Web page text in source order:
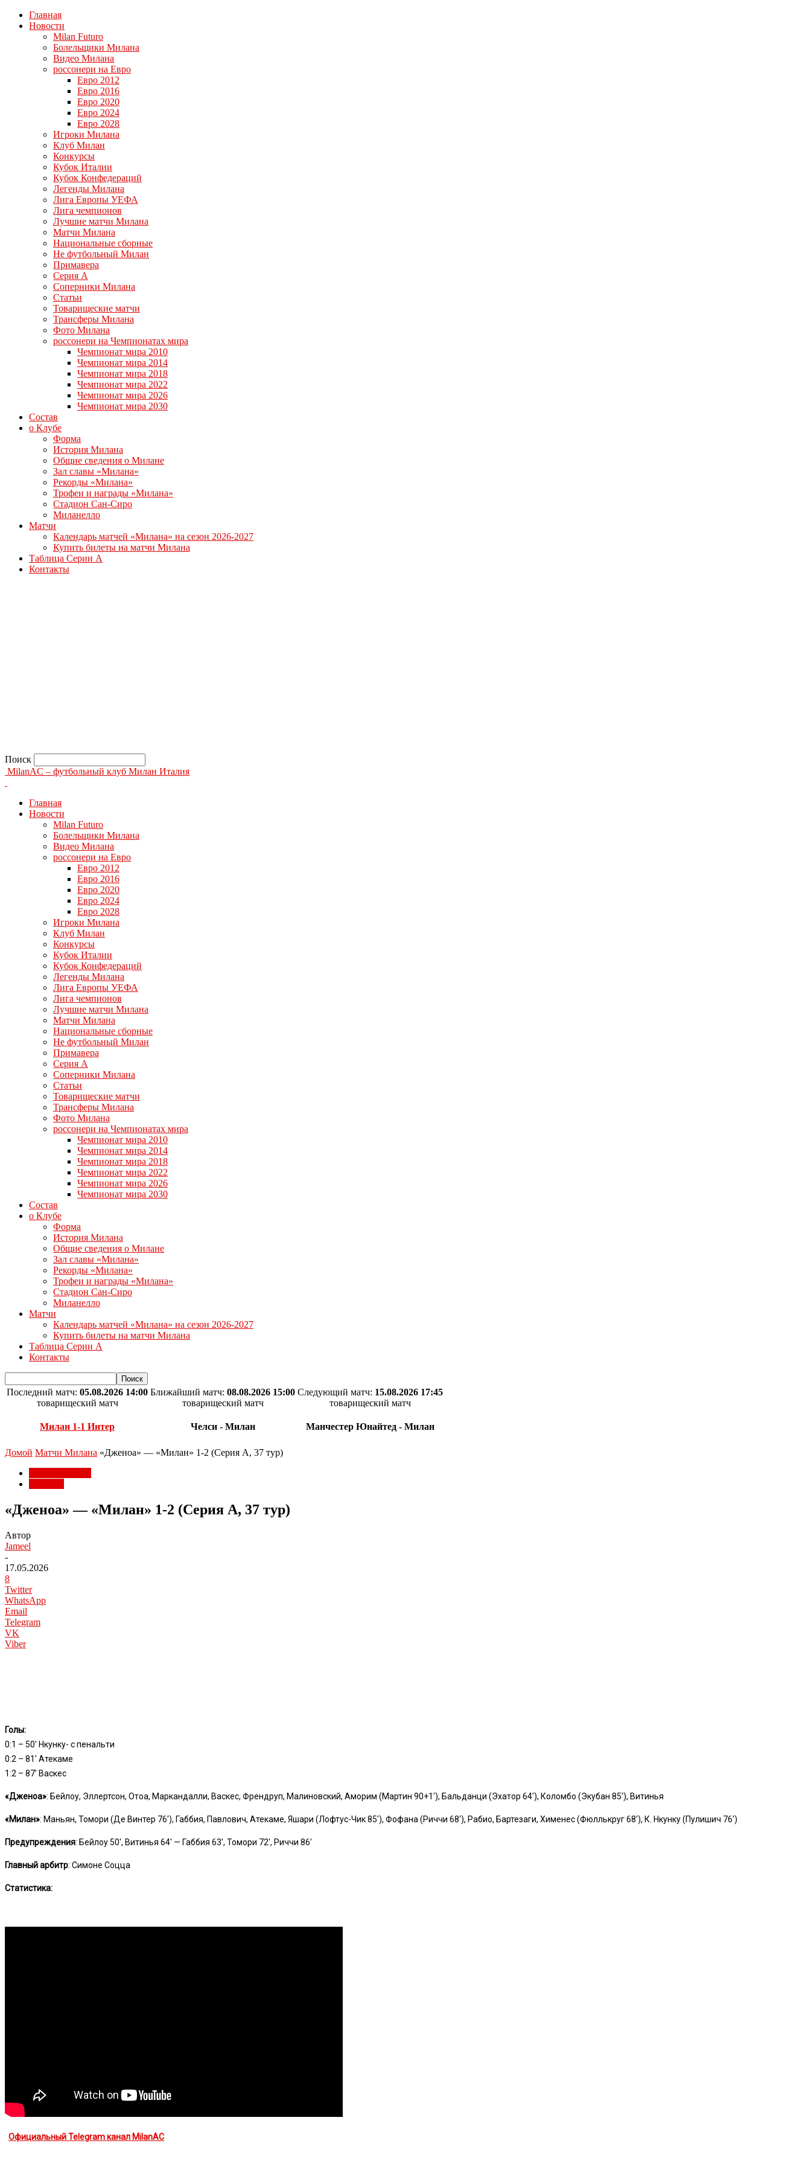
Главная
Новости
Milan Futuro
Болельщики Милана
Видео Милана
россонери на Евро
Евро 2012
Евро 2016
Евро 2020
Евро 2024
Евро 2028
Игроки Милана
Клуб Милан
Конкурсы
Кубок Италии
Кубок Конфедераций
Легенды Милана
Лига Европы УЕФА
Лига чемпионов
Лучшие матчи Милана
Матчи Милана
Национальные сборные
Не футбольный Милан
Примавера
Серия А
Соперники Милана
Статьи
Товарищеские матчи
Трансферы Милана
Фото Милана
россонери на Чемпионатах мира
Чемпионат мира 2010
Чемпионат мира 2014
Чемпионат мира 2018
Чемпионат мира 2022
Чемпионат мира 2026
Чемпионат мира 2030
Состав
о Клубе
Форма
История Милана
Общие сведения о Милане
Зал славы «Милана»
Рекорды «Милана»
Трофеи и награды «Милана»
Стадион Сан-Сиро
Миланелло
Матчи
Календарь матчей «Милана» на сезон 2026-2027
Купить билеты на матчи Милана
Таблица Серии А
Контакты
Поиск
MilanAC – футбольный клуб Милан Италия
Главная
Новости
Milan Futuro
Болельщики Милана
Видео Милана
россонери на Евро
Евро 2012
Евро 2016
Евро 2020
Евро 2024
Евро 2028
Игроки Милана
Клуб Милан
Конкурсы
Кубок Италии
Кубок Конфедераций
Легенды Милана
Лига Европы УЕФА
Лига чемпионов
Лучшие матчи Милана
Матчи Милана
Национальные сборные
Не футбольный Милан
Примавера
Серия А
Соперники Милана
Статьи
Товарищеские матчи
Трансферы Милана
Фото Милана
россонери на Чемпионатах мира
Чемпионат мира 2010
Чемпионат мира 2014
Чемпионат мира 2018
Чемпионат мира 2022
Чемпионат мира 2026
Чемпионат мира 2030
Состав
о Клубе
Форма
История Милана
Общие сведения о Милане
Зал славы «Милана»
Рекорды «Милана»
Трофеи и награды «Милана»
Стадион Сан-Сиро
Миланелло
Матчи
Календарь матчей «Милана» на сезон 2026-2027
Купить билеты на матчи Милана
Таблица Серии А
Контакты
Последний матч: 05.08.2026 14:00
товарищеский матч
Милан 1-1 Интер
Ближайший матч: 08.08.2026 15:00
товарищеский матч
Челси - Милан
Следующий матч: 15.08.2026 17:45
товарищеский матч
Манчестер Юнайтед - Милан
Домой Матчи Милана «Дженоа» — «Милан» 1-2 (Серия А, 37 тур)
«Дженоа» — «Милан» 1-2 (Серия А, 37 тур)
Автор
Jameel
-
17.05.2026
8
Twitter
WhatsApp
Email
Telegram
VK
Viber
Голы:
0:1 – 50′ Нкунку- с пенальти
0:2 – 81′ Атекаме
1:2 – 87′ Васкес
«Дженоа»: Бейлоу, Эллертсон, Отоа, Маркандалли, Васкес, Френдруп, Малиновский, Аморим (Мартин 90+1′), Бальданци (Эхатор 64′), Коломбо (Экубан 85′), Витинья
«Милан»: Маньян, Томори (Де Винтер 76′), Габбия, Павлович, Атекаме, Яшари (Лофтус-Чик 85′), Фофана (Риччи 68′), Рабио, Бартезаги, Хименес (Фюллькруг 68′), К. Нкунку (Пулишич 76′)
Предупреждения: Бейлоу 50′, Витинья 64′ — Габбия 63′, Томори 72′, Риччи 86′
Главный арбитр: Симоне Соцца
Статистика:
Официальный Telegram канал MilanAC